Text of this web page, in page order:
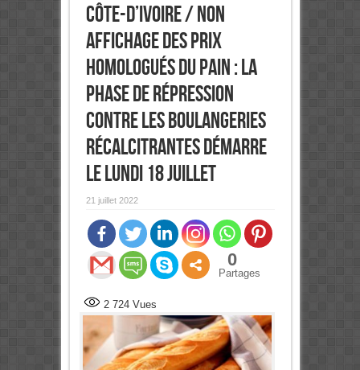
Côte-d’Ivoire / Non
Affichage des Prix
Homologués du Pain : La
Phase de Répression
Contre les Boulangeries
Récalcitrantes Démarre
le Lundi 18 Juillet
21 juillet 2022
0
Partages
2 724Vues